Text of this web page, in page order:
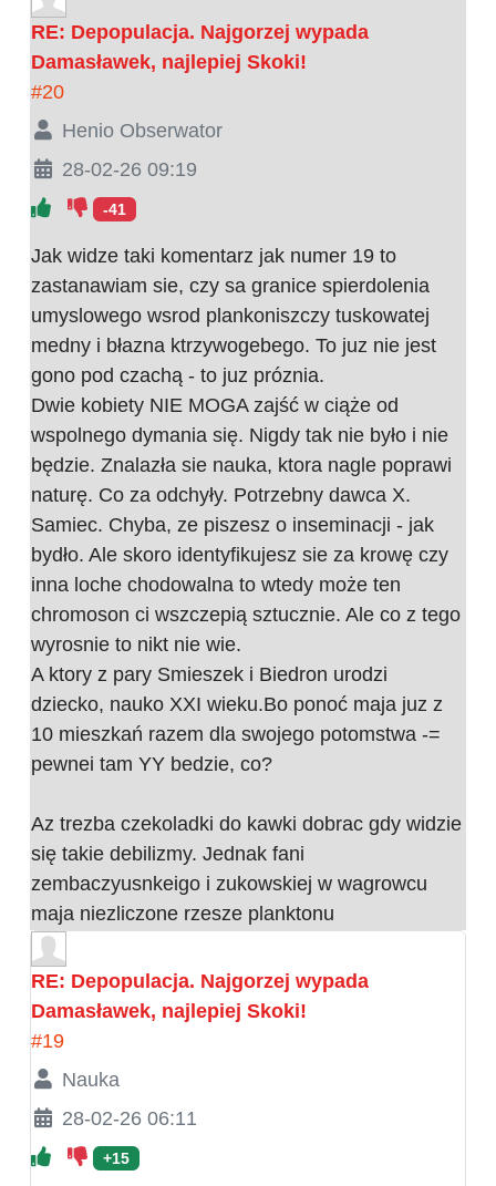
RE: Depopulacja. Najgorzej wypada
Damasławek, najlepiej Skoki!
#20
Henio Obserwator
28-02-26 09:19
-41
Jak widze taki komentarz jak numer 19 to
zastanawiam sie, czy sa granice spierdolenia
umyslowego wsrod plankoniszczy tuskowatej
medny i błazna ktrzywogebego. To juz nie jest
gono pod czachą - to juz próznia.
Dwie kobiety NIE MOGA zajść w ciąże od
wspolnego dymania się. Nigdy tak nie było i nie
będzie. Znalazła sie nauka, ktora nagle poprawi
naturę. Co za odchyły. Potrzebny dawca X.
Samiec. Chyba, ze piszesz o inseminacji - jak
bydło. Ale skoro identyfikujesz sie za krowę czy
inna loche chodowalna to wtedy może ten
chromoson ci wszczepią sztucznie. Ale co z tego
wyrosnie to nikt nie wie.
A ktory z pary Smieszek i Biedron urodzi
dziecko, nauko XXI wieku.Bo ponoć maja juz z
10 mieszkań razem dla swojego potomstwa -=
pewnei tam YY bedzie, co?
Az trezba czekoladki do kawki dobrac gdy widzie
się takie debilizmy. Jednak fani
zembaczyusnkeigo i zukowskiej w wagrowcu
maja niezliczone rzesze planktonu
RE: Depopulacja. Najgorzej wypada
Damasławek, najlepiej Skoki!
#19
Nauka
28-02-26 06:11
+15